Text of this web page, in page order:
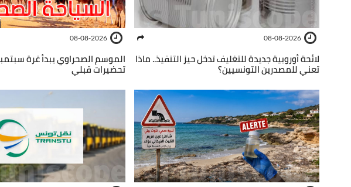
08-08-2026
لائحة أوروبية جديدة للتغليف تدخل حيز التنفيذ.. ماذا
تعني للمصدرين التونسيين؟
08-08-2026
الموسم الصحراوي يبدأ غرة
تحضيرات قبلي